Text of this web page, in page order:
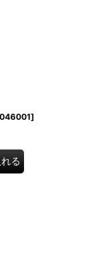
]
る